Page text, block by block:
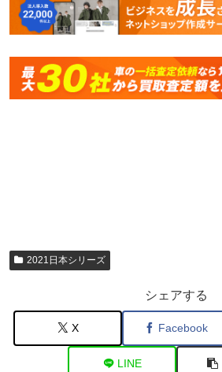
2021日本シリーズ
シェアする
X Facebook
LINE